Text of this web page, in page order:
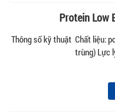
Protein Low
Thông số kỹ thuật Chất liệu:
trùng) Lực